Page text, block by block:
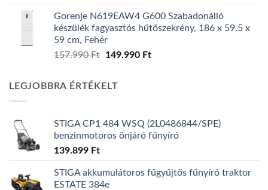
was:
139.990 Ft.
is:
119.990 Ft.
Gorenje N619EAW4 G600 Szabadonálló
készülék fagyasztós hűtőszekrény, 186 x 59.5 x
59 cm, Fehér
157.990Ft
Original
157.990 Ft.
149.990 FtCurrent
LEGJOBBRA ÉRTÉKELT
STIGA CP1 484 WSQ (2L0486844/SPE)
benzinmotoros önjáró fűnyíró
139.899 Ft
STIGA akkumulátoros fűgyűjtős fűnyíró traktor
ESTATE 384e